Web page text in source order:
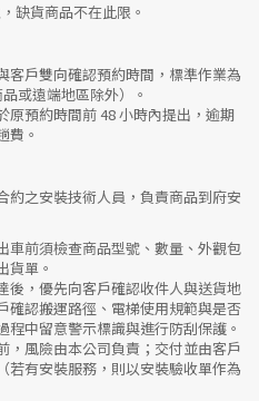
貨商品不在此限。
客戶雙向確認預約時間，標準作業為
或遠端地區除外）。
原預約時間前 48 小時內提出，逾期
費。
約之安裝技術人員，負責商品到府安
車前須檢查商品型號、數量、外觀包
貨單。
後，優先向客戶確認收件人與送貨地
確認搬運路徑、電梯使用規範與是否
程中留意警示標識與進行防刮保護。
，風險由本公司負責；交付並由客戶
若有安裝服務，則以安裝驗收單作為